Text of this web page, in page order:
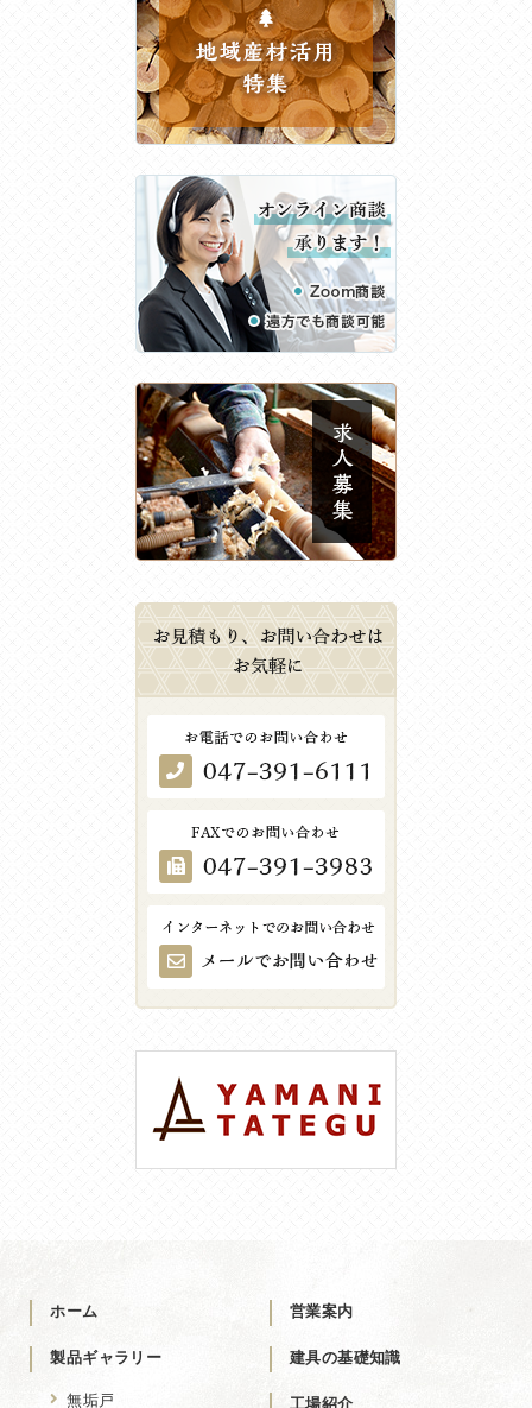
ホーム
製品ギャラリー
無垢戸
営業案内
建具の基礎知識
工場紹介